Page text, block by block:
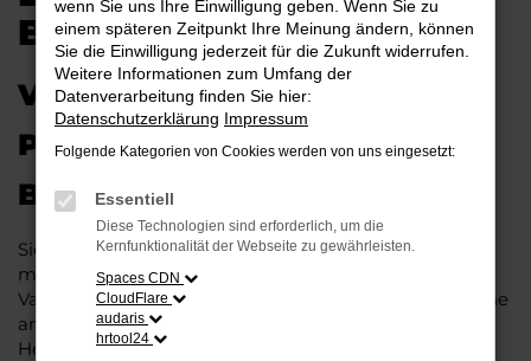
BERLIN
VW PASSAT VARIANT – IHR
PERFEKTES FAHRZEUG FÜR
BERLIN
Sie möchten in Berlin und Umgebung mobil sein bzw.
mobil bleiben. Unser Vorschlag ist ein VW Passat
Variant, denn dieses Fahrzeug vereint eine ganze Reihe
an Vorzügen. Da ist zunächst einmal die Tradition des
Herstellers. Ein VW Passat Variant für Berlin ist perfekt
wenn Sie uns Ihre Einwilligung geben. Wenn Sie zu
einem späteren Zeitpunkt Ihre Meinung ändern, können
Sie die Einwilligung jederzeit für die Zukunft widerrufen.
Weitere Informationen zum Umfang der
Datenverarbeitung finden Sie hier:
Datenschutzerklärung Impressum
Folgende Kategorien von Cookies werden von uns eingesetzt:
Essentiell
Diese Technologien sind erforderlich, um die
Kernfunktionalität der Webseite zu gewährleisten.
Spaces CDN
CloudFlare
audaris
hrtool24